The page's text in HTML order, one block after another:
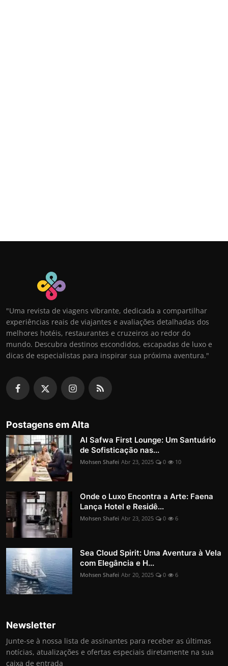
"Uma revista de viagens vibrante, dedicada a compartilhar
experiências reais de viajantes e avaliações detalhadas dos
melhores hotéis, restaurantes e cruzeiros ao redor do
mundo. Descubra destinos escondidos, escapadas de luxo e
dicas de especialistas para inspirar sua próxima aventura."
Postagens em Alta
Al Safwa First Lounge: Um Santuário
de Sofisticação nas...
Mohsen Shafei Abr 23, 2025 0 10
Onde o Luxo Encontra a Arte: Faena
Lança Hotel e Residê...
Mohsen Shafei Abr 23, 2025 0 6
Sea Cloud Spirit: Uma Aventura à Vela
com Elegância e H...
Mohsen Shafei Abr 20, 2025 0 6
Newsletter
Junte-se à nossa lista de assinantes para receber as últimas
notícias, atualizações e ofertas especiais diretamente na sua
caixa de entrada